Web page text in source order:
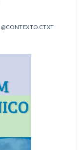
@CONTEXTO.CTXT